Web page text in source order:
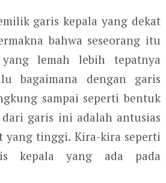
garis kepala yang dekat
bahwa seseorang itu
lemah lebih tepatnya
bagaimana dengan garis
sampai seperti bentuk
garis ini adalah antusias
yang tinggi. Kira-kira seperti
kepala yang ada pada